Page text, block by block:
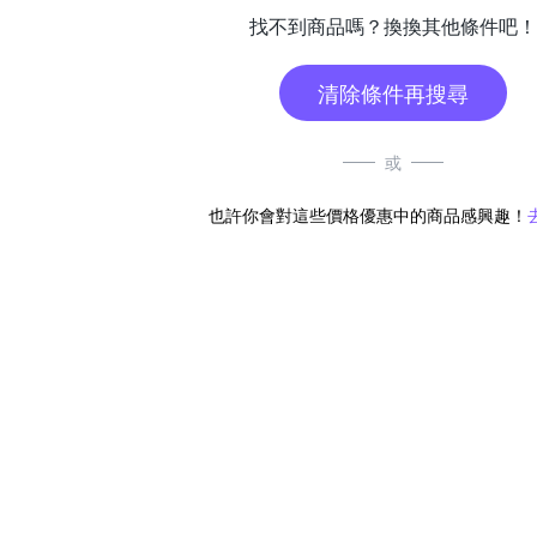
找不到商品嗎？換換其他條件吧！
清除條件再搜尋
或
也許你會對這些價格優惠中的商品感興趣！